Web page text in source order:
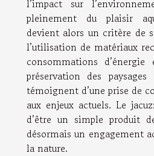
l’impact sur
pleinement du plaisir
devient alors un critère de
l’utilisation de matériaux
consommations
préservation des
témoignent d’une prise de
aux enjeux actuels. Le
d’être un simple produit
désormais un engagement
la nature.